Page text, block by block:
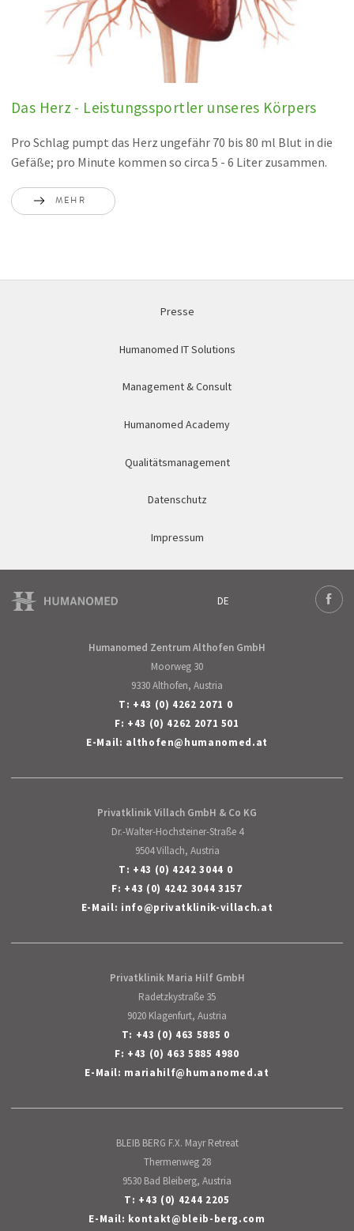
Das Herz - Leistungssportler unseres Körpers
Pro Schlag pumpt das Herz ungefähr 70 bis 80 ml Blut in die
Gefäße; pro Minute kommen so circa 5 - 6 Liter zusammen.
MEHR
Presse
Humanomed IT Solutions
Management & Consult
Humanomed Academy
Qualitätsmanagement
Datenschutz
Impressum
DE
Deutsch
Humanomed Zentrum Althofen GmbH
Moorweg 30
9330 Althofen, Austria
T: +43 (0) 4262 2071 0
F: +43 (0) 4262 2071 501
E-Mail: althofen@humanomed.at
Privatklinik Villach GmbH & Co KG
Dr.-Walter-Hochsteiner-Straße 4
9504 Villach, Austria
T: +43 (0) 4242 3044 0
F: +43 (0) 4242 3044 3157
E-Mail: info@privatklinik-villach.at
Privatklinik Maria Hilf GmbH
Radetzkystraße 35
9020 Klagenfurt, Austria
T: +43 (0) 463 5885 0
F: +43 (0) 463 5885 4980
E-Mail: mariahilf@humanomed.at
BLEIB BERG F.X. Mayr Retreat
Thermenweg 28
9530 Bad Bleiberg, Austria
T: +43 (0) 4244 2205
E-Mail: kontakt@bleib-berg.com